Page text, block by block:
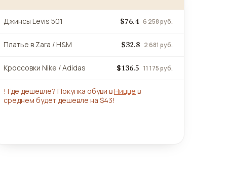
Джинсы Levis 501 $76.4 6 258 руб.
Платье в Zara / H&M $32.8 2 681 руб.
Кроссовки Nike / Adidas $136.5 11 175 руб.
! Где дешевле? Покупка обуви вНицце в
среднем будет дешевле на $43!